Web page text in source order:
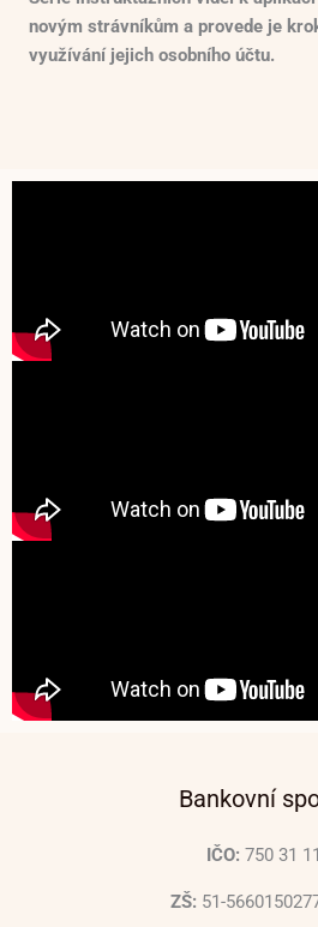
novým strávníkům a provede je
využívání jejich osobního účtu.
Bankovní
IČO: 750 31
ZŠ: 51-